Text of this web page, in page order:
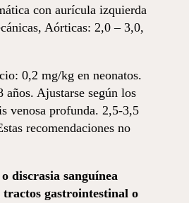
con aurícula izquierda
Aórticas: 2,0 – 3,0,
0,2 mg/kg en neonatos.
Ajustarse según los
venosa profunda. 2,5-3,5
recomendaciones no
discrasia sanguínea
gastrointestinal o